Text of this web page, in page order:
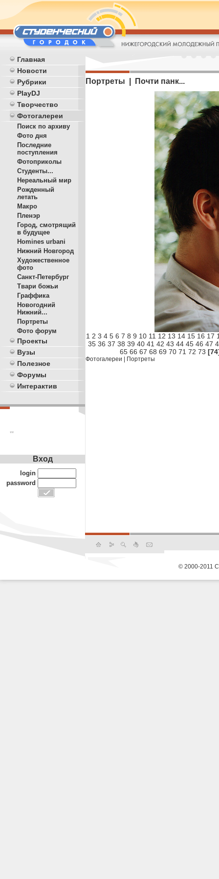
Главная
Новости
Рубрики
PlayDJ
Творчество
Фотогалереи
Поиск по архиву
Фото дня
Последние
поступления
Фотоприколы
Студенты...
Нереальный мир
Рожденный
летать
Макро
Пленэр
Город, смотрящий
в будущее
Homines urbani
Нижний Новгород
Художественное
фото
Санкт-Петербург
Твари божьи
Граффика
Новогодний
Нижний...
Портреты
Фото форум
Проекты
Вузы
Полезное
Форумы
Интерактив
**
Портреты | Почти панк...
1 2 3 4 5 6 7 8 9 10 11 12 13 14 15 16 17
35 36 37 38 39 40 41 42 43 44 45 46 47
65 66 67 68 69 70 71 72 73
Фотогалереи Портреты
Вход
login
password
© 2000-2011